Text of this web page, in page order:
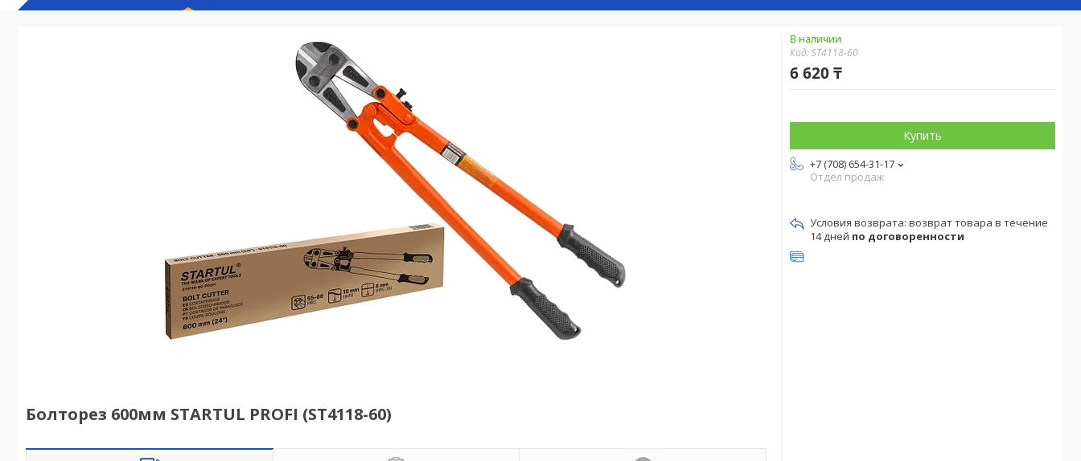
Болторез 600мм STARTUL PROFI (ST4118-60)
В наличии
Код:ST4118-60
6 620 ₸
Купить
+7 (708) 654-31-17
Отдел продаж
возврат товара в течение
14 дней по договоренности